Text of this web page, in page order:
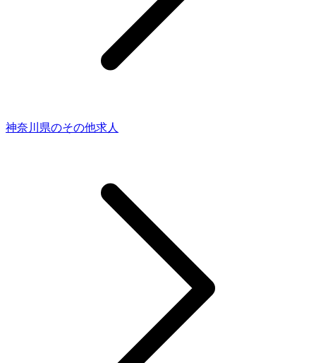
神奈川県のその他求人